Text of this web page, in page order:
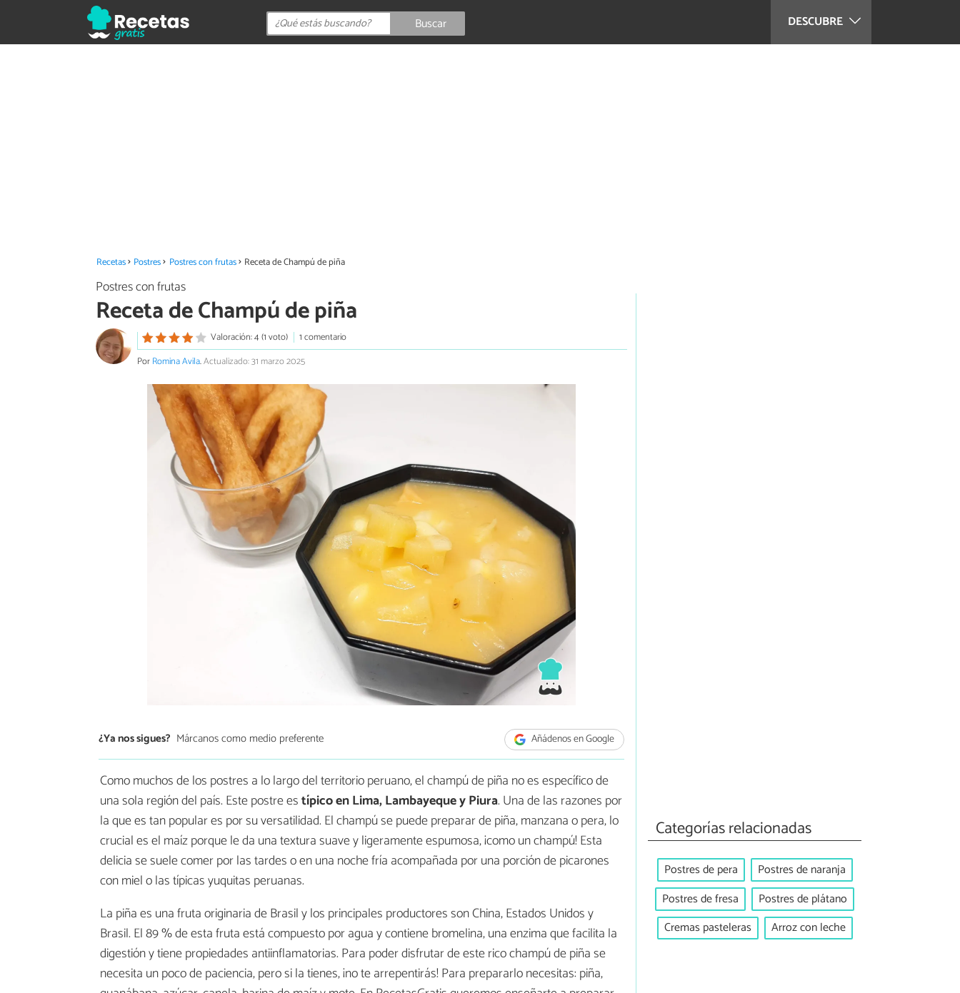
DESCUBRE
Buscar
Recetas Postres Postres con frutas Receta de Champú de piña
Postres con frutas
Receta de Champú de piña
Valoración: 4 (1 voto)
1 comentario
PorRomina Avila.Actualizado: 31 marzo 2025
¿Ya nos sigues? Márcanos como medio preferente Añádenos en Google
Como muchos de los postres a lo largo del territorio peruano, el champú de piña no es específico de
una sola región del país. Este postre estípico en Lima, Lambayeque y Piura. Una de las razones por
la que es tan popular es por su versatilidad. El champú se puede preparar de piña, manzana o pera, lo
crucial es el maíz porque le da una textura suave y ligeramente espumosa, ¡como un champú! Esta
delicia se suele comer por las tardes o en una noche fría acompañada por una porción de picarones
con miel o las típicas yuquitas peruanas.
La piña es una fruta originaria de Brasil y los principales productores son China, Estados Unidos y
Brasil. El 89 % de esta fruta está compuesto por agua y contiene bromelina, una enzima que facilita la
digestión y tiene propiedades antiinflamatorias. Para poder disfrutar de este rico champú de piña se
necesita un poco de paciencia, pero si la tienes, ¡no te arrepentirás! Para prepararlo necesitas: piña,
Categorías relacionadas
Postres de pera
Postres de naranja
Postres de fresa
Postres de plátano
Cremas pasteleras
Arroz con leche